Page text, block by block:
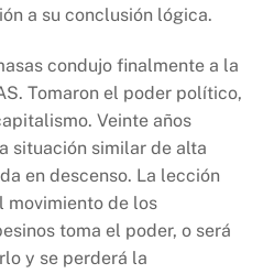
a su conclusión lógica.
condujo finalmente a la
Tomaron el poder político,
Veinte años
situación similar de alta
en descenso. La lección
movimiento de los
toma el poder, o será
y se perderá la